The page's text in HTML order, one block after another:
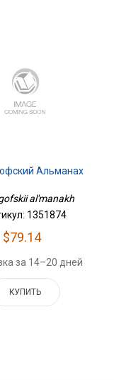
Альманах
al'manakh
1351874
$79.14
за 14–20 дней
КУПИТЬ